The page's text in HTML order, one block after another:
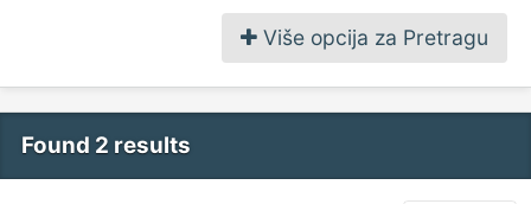
Više opcija za Pretragu
Found 2 results